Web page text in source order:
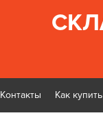
Контакты Как купить